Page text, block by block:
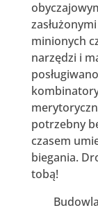
minionych
narzędzi i
potrzebny
czasem
biegania.
tobą!